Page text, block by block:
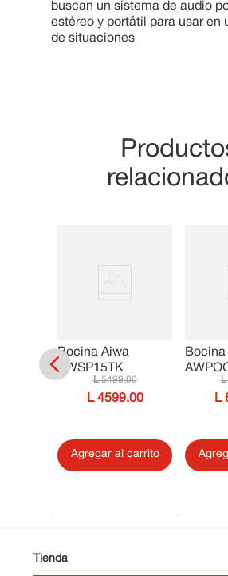
buscan un sistema de audio
estéreo y portátil para usar en
de situaciones
Bocina Aiwa
AWSP15TK
5499.00
4599.00
Agregar al carrito
Bocina
Tienda